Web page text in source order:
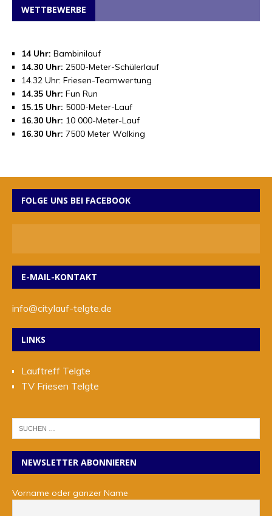
WETTBEWERBE
14 Uhr: Bambinilauf
14.30 Uhr: 2500-Meter-Schülerlauf
14.32 Uhr: Friesen-Teamwertung
14.35 Uhr: Fun Run
15.15 Uhr: 5000-Meter-Lauf
16.30 Uhr: 10 000-Meter-Lauf
16.30 Uhr: 7500 Meter Walking
FOLGE UNS BEI FACEBOOK
E-MAIL-KONTAKT
info@citylauf-telgte.de
LINKS
Lauftreff Telgte
TV Friesen Telgte
NEWSLETTER ABONNIEREN
Vorname oder ganzer Name